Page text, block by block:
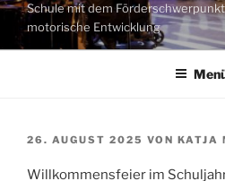
Schule mit dem
motorische Entwicklung
VERÖFFENTLICHT
26. AUGUST 2025 VON KATJA
Willkommensfeier im